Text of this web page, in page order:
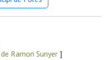
Ramon Sunyer ]